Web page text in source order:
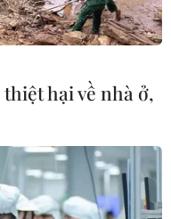
bảo an ninh từ
hại về nhà ở,